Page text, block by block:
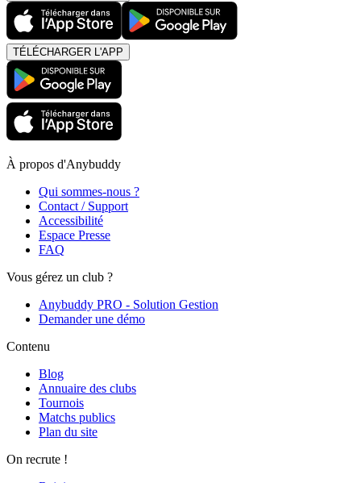
TÉLÉCHARGER L'APP
À propos d'Anybuddy
Qui sommes-nous ?
Contact / Support
Accessibilité
Espace Presse
FAQ
Vous gérez un club ?
Anybuddy PRO - Solution Gestion
Demander une démo
Contenu
Blog
Annuaire des clubs
Tournois
Matchs publics
Plan du site
On recrute !